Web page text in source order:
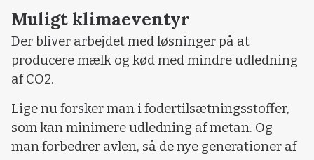
Muligt klimaeventyr
Der bliver arbejdet med løsninger på at
producere mælk og kød med mindre udledning
af CO2.
Lige nu forsker man i fodertilsætningsstoffer,
som kan minimere udledning af metan. Og
man forbedrer avlen, så de nye generationer af